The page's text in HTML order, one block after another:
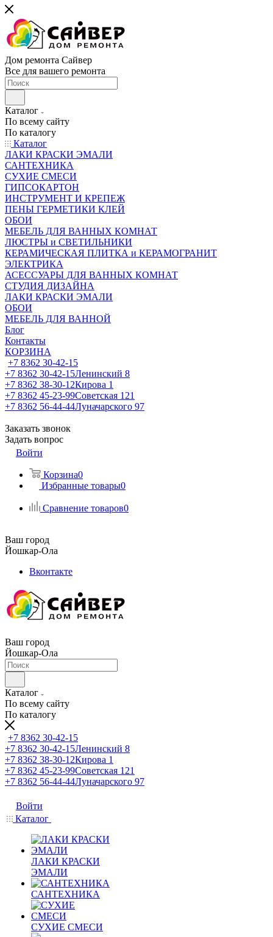
Дом ремонта Сайвер
Все для вашего ремонта
Каталог
По всему сайту
По каталогу
Каталог
ЛАКИ КРАСКИ ЭМАЛИ
САНТЕХНИКА
СУХИЕ СМЕСИ
ГИПСОКАРТОН
ИНСТРУМЕНТ И КРЕПЕЖ
ПЕНЫ ГЕРМЕТИКИ КЛЕЙ
ОБОИ
МЕБЕЛЬ ДЛЯ ВАННЫХ КОМНАТ
ЛЮСТРЫ и СВЕТИЛЬНИКИ
КЕРАМИЧЕСКАЯ ПЛИТКА и КЕРАМОГРАНИТ
ЭЛЕКТРИКА
АСЕССУАРЫ ДЛЯ ВАННЫХ КОМНАТ
СТУДИЯ ДИЗАЙНА
ЛАКИ КРАСКИ ЭМАЛИ
ОБОИ
МЕБЕЛЬ ДЛЯ ВАННОЙ
Блог
Контакты
КОРЗИНА
+7 8362 30-42-15
+7 8362 30-42-15Ленинский 8
+7 8362 38-30-12Кирова 1
+7 8362 45-23-99Советская 121
+7 8362 56-44-44Луначарского 97
Заказать звонок
Задать вопрос
Войти
Корзина0
Избранные товары0
Сравнение товаров0
Ваш город
Йошкар-Ола
Вконтакте
Ваш город
Йошкар-Ола
Каталог
По всему сайту
По каталогу
+7 8362 30-42-15
+7 8362 30-42-15Ленинский 8
+7 8362 38-30-12Кирова 1
+7 8362 45-23-99Советская 121
+7 8362 56-44-44Луначарского 97
Войти
Каталог
ЛАКИ КРАСКИ
ЭМАЛИ
САНТЕХНИКА
СУХИЕ СМЕСИ